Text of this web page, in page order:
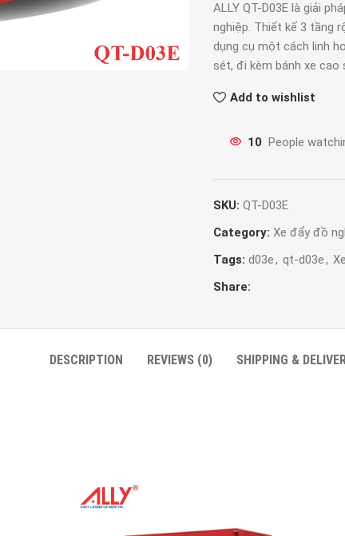
ALLY QT-D03E là giải
nghiệp. Thiết kế 3 tầng
dụng cụ một cách linh
sét, đi kèm bánh xe cao
Add to wishlist
10 People
SKU: QT-D03E
Category: Xe đẩy đồ
Tags: d03e, qt-d03e,
Share:
DESCRIPTION REVIEWS (0) SHIPPING &